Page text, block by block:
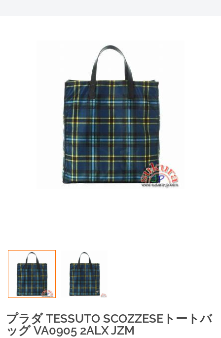
プラダ TESSUTO SCOZZESEトートバ
ッグ VA0905 2ALX JZM